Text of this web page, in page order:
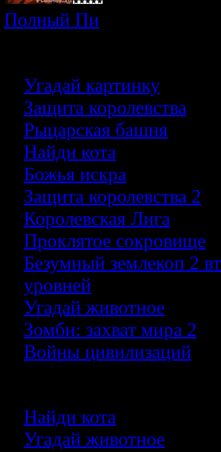
Полный Пи
Угадай картинку
Защита королевства
Рыцарская башня
Найди кота
Божья искра
Защита королевства 2
Королевская Лига
Проклятое сокровище
Безумный землекоп 2
уровней
Угадай животное
Зомби: захват мира 2
Войны цивилизаций
Найди кота
Угадай животное